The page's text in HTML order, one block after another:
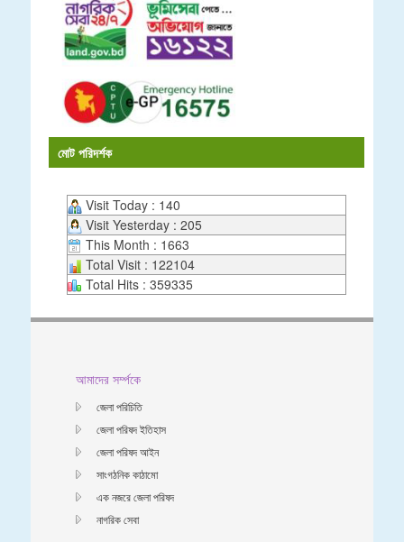
মোট পরিদর্শক
Visit Today : 140
Visit Yesterday : 205
This Month : 1663
Total Visit : 122104
Total Hits : 359335
আমাদের সর্ম্পকে
জেলা পরিচিতি
জেলা পরিষদ ইতিহাস
জেলা পরিষদ আইন
সাংগঠনিক কাঠামো
এক নজরে জেলা পরিষদ
নাগরিক সেবা